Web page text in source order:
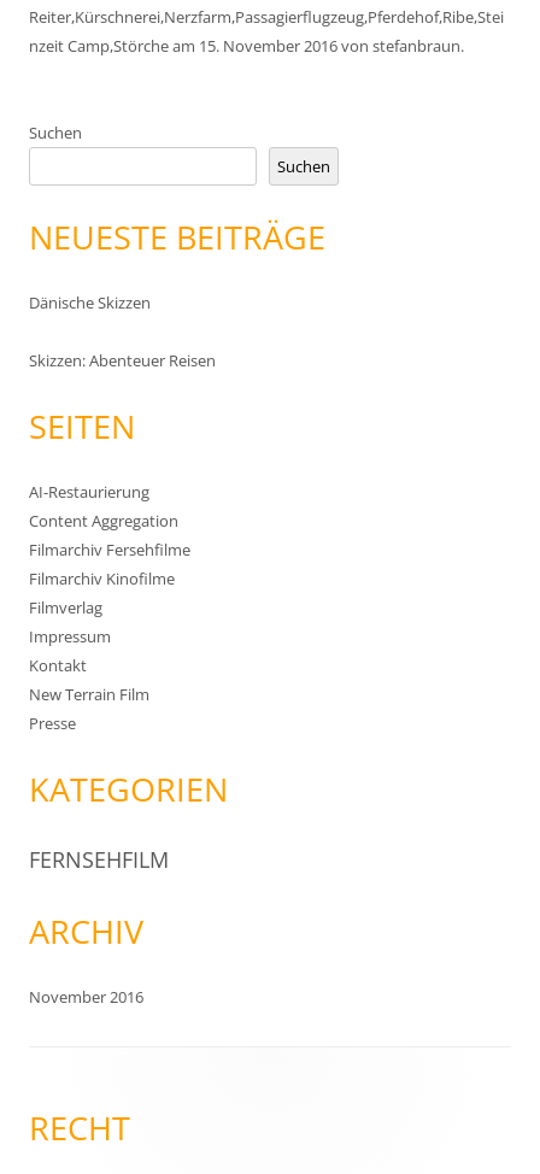
Reiter,Kürschnerei,Nerzfarm,Passagierflugzeug,Pferdehof,Ribe,Stei
nzeit Camp,Störcheam 15. November 2016von stefanbraun.
Suchen
Suchen
NEUESTE BEITRÄGE
Dänische Skizzen
Skizzen: Abenteuer Reisen
SEITEN
AI-Restaurierung
Content Aggregation
Filmarchiv Fersehfilme
Filmarchiv Kinofilme
Filmverlag
Impressum
Kontakt
New Terrain Film
Presse
KATEGORIEN
FERNSEHFILM
ARCHIV
November 2016
RECHT